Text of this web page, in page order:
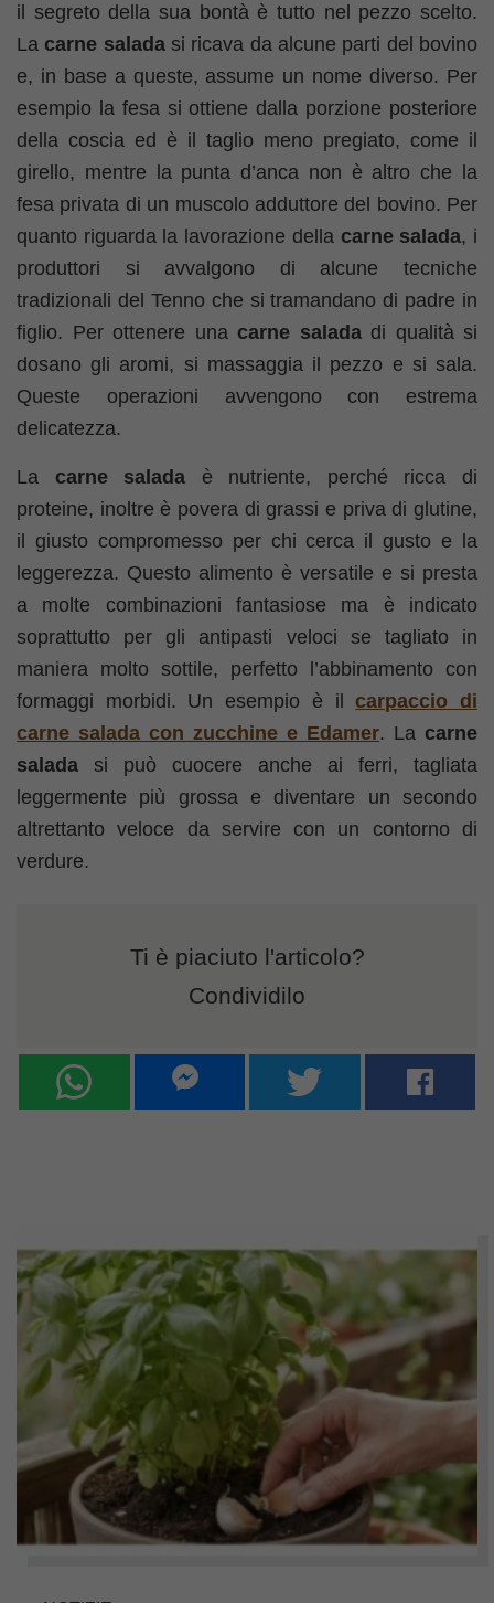
il segreto della sua bontà è tutto nel pezzo scelto.
La carne saladasi ricava da alcune parti del bovino
e, in base a queste, assume un nome diverso. Per
esempio la fesa si ottiene dalla porzione posteriore
della coscia ed è il taglio meno pregiato, come il
girello, mentre la punta d’anca non è altro che la
fesa privata di un muscolo adduttore del bovino. Per
quanto riguarda la lavorazione della carne salada, i
produttori si avvalgono di alcune tecniche
tradizionali del Tenno che si tramandano di padre in
figlio. Per ottenere una carne saladadi qualità si
dosano gli aromi, si massaggia il pezzo e si sala.
Queste operazioni avvengono con estrema
delicatezza.
La carne salada è nutriente, perché ricca di
proteine, inoltre è povera di grassi e priva di glutine,
il giusto compromesso per chi cerca il gusto e la
leggerezza. Questo alimento è versatile e si presta
a molte combinazioni fantasiose ma è indicato
soprattutto per gli antipasti veloci se tagliato in
maniera molto sottile, perfetto l’abbinamento con
formaggi morbidi. Un esempio è ilcarpaccio di
carne salada con zucchine e Edamer. La carne
salada si può cuocere anche ai ferri, tagliata
leggermente più grossa e diventare un secondo
altrettanto veloce da servire con un contorno di
verdure.
Ti è piaciuto l'articolo?
Condividilo